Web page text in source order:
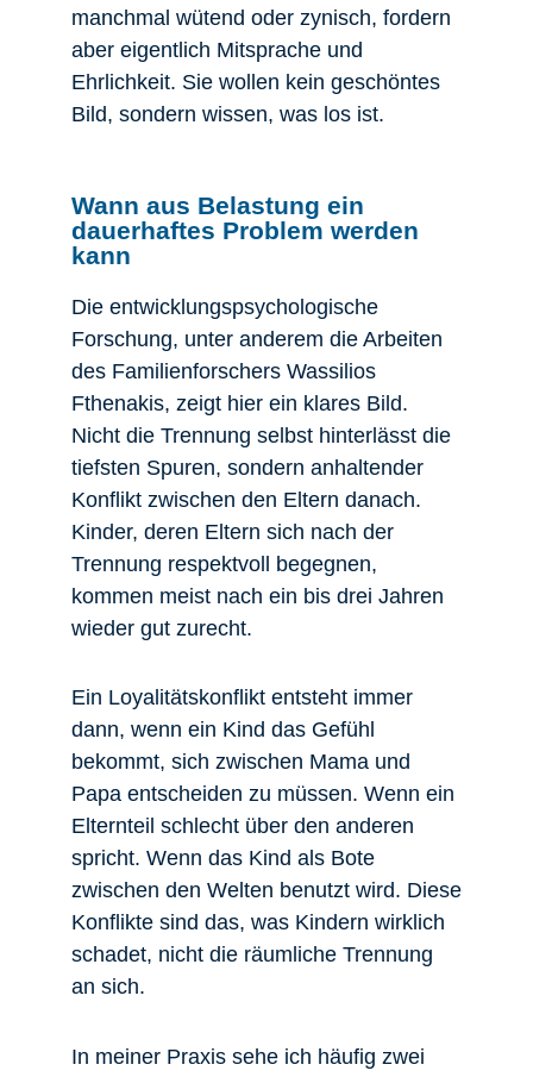
manchmal wütend oder zynisch, fordern
aber eigentlich Mitsprache und
Ehrlichkeit. Sie wollen kein geschöntes
Bild, sondern wissen, was los ist.
Wann aus Belastung ein
dauerhaftes Problem werden
kann
Die entwicklungspsychologische
Forschung, unter anderem die Arbeiten
des Familienforschers Wassilios
Fthenakis, zeigt hier ein klares Bild.
Nicht die Trennung selbst hinterlässt die
tiefsten Spuren, sondern anhaltender
Konflikt zwischen den Eltern danach.
Kinder, deren Eltern sich nach der
Trennung respektvoll begegnen,
kommen meist nach ein bis drei Jahren
wieder gut zurecht.
Ein Loyalitätskonflikt entsteht immer
dann, wenn ein Kind das Gefühl
bekommt, sich zwischen Mama und
Papa entscheiden zu müssen. Wenn ein
Elternteil schlecht über den anderen
spricht. Wenn das Kind als Bote
zwischen den Welten benutzt wird. Diese
Konflikte sind das, was Kindern wirklich
schadet, nicht die räumliche Trennung
an sich.
In meiner Praxis sehe ich häufig zwei